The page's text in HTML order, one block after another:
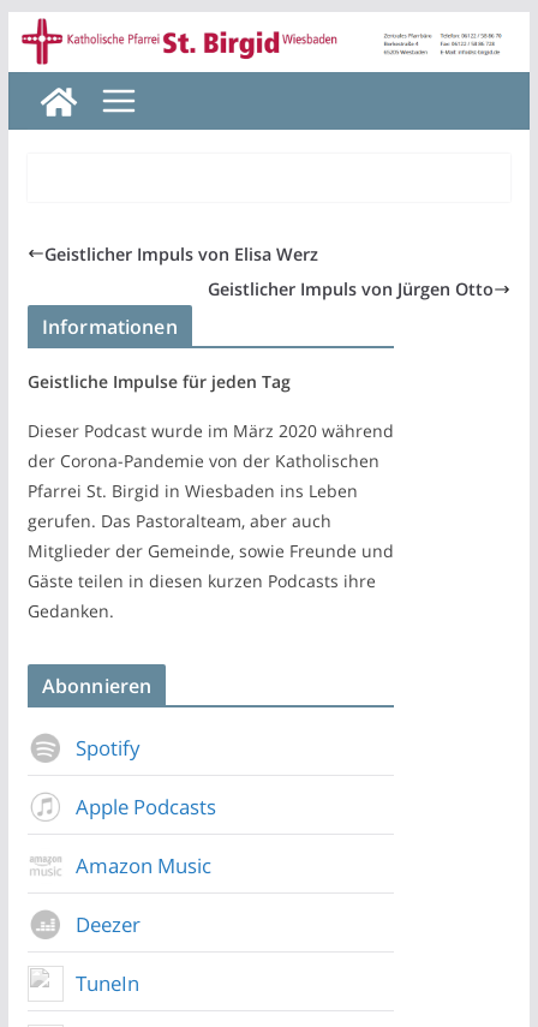
Zum
Inhalt
springen
Geistlicher Impuls von Elisa Werz
Geistlicher Impuls von Jürgen Otto
Informationen
Geistliche Impulse für jeden Tag
Dieser Podcast wurde im März 2020 während
der Corona-Pandemie von der Katholischen
Pfarrei St. Birgid in Wiesbaden ins Leben
gerufen. Das Pastoralteam, aber auch
Mitglieder der Gemeinde, sowie Freunde und
Gäste teilen in diesen kurzen Podcasts ihre
Gedanken.
Abonnieren
Spotify
Apple Podcasts
Amazon Music
Deezer
TuneIn